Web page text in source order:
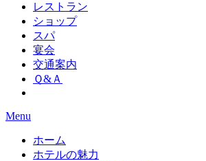
レストラン
ショップ
スパ
宴会
交通案内
Ｑ&Ａ
Menu
ホーム
ホテルの魅力